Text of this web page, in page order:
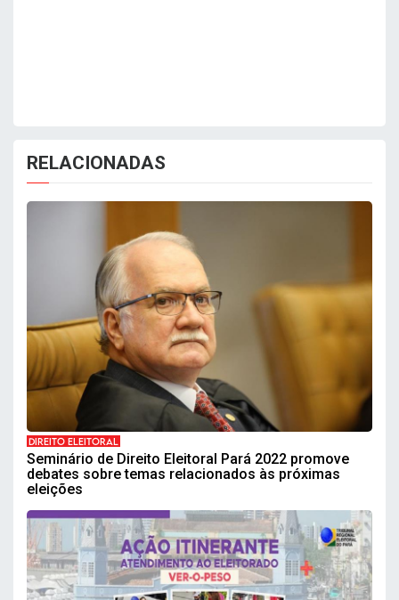
RELACIONADAS
DIREITO ELEITORAL
Seminário de Direito Eleitoral Pará 2022 promove
debates sobre temas relacionados às próximas
eleições